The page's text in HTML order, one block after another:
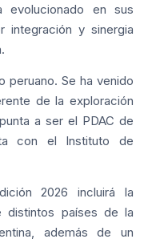
en sus
integración y sinergia
peruano. Se ha venido
de la exploración
a ser el PDAC de
con el Instituto de
2026 incluirá la
distintos países de la
además de un